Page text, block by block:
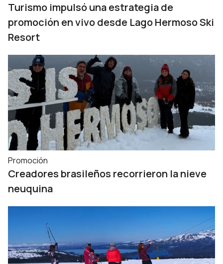
Turismo impulsó una estrategia de
promoción en vivo desde Lago Hermoso Ski
Resort
Promoción
Creadores brasileños recorrieron la nieve
neuquina